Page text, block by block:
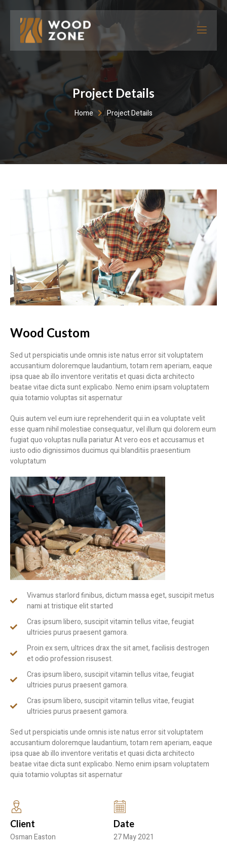
Project Details
Home Project Details
Wood Custom
Sed ut perspiciatis unde omnis iste natus error sit voluptatem
accusantium doloremque laudantium, totam rem aperiam, eaque
ipsa quae ab illo inventore veritatis et quasi dicta architecto
beatae vitae dicta sunt explicabo. Nemo enim ipsam voluptatem
quia totamio voluptas sit aspernatur
Quis autem vel eum iure reprehenderit qui in ea voluptate velit
esse quam nihil molestiae consequatur, vel illum qui dolorem eum
fugiat quo voluptas nulla pariatur At vero eos et accusamus et
iusto odio dignissimos ducimus qui blanditiis praesentium
voluptatum
Vivamus starlord finibus, dictum massa eget, suscipit metus
nami at tristique elit started
Cras ipsum libero, suscipit vitamin tellus vitae, feugiat
ultricies purus praesent gamora.
Proin ex sem, ultrices drax the sit amet, facilisis destrogen
et odio profession risusest.
Cras ipsum libero, suscipit vitamin tellus vitae, feugiat
ultricies purus praesent gamora.
Cras ipsum libero, suscipit vitamin tellus vitae, feugiat
ultricies purus praesent gamora.
Sed ut perspiciatis unde omnis iste natus error sit voluptatem
accusantium doloremque laudantium, totam rem aperiam, eaque
ipsa quae ab illo inventore veritatis et quasi dicta architecto
beatae vitae dicta sunt explicabo. Nemo enim ipsam voluptatem
quia totamio voluptas sit aspernatur
Client
Osman Easton
Date
27 May 2021